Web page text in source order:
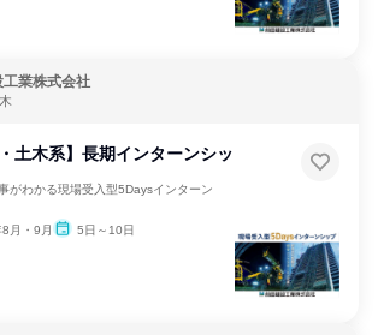
工業株式会社
土木系】長期インターンシッ
がわかる現場受入型5Daysインターン
月・9月 5日～10日